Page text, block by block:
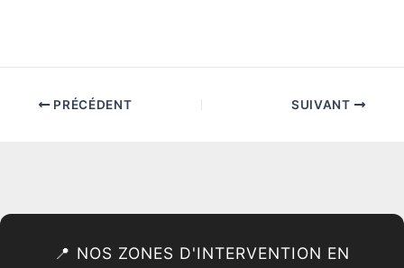
PRÉCÉDENT SUIVANT
📍 NOS ZONES D'INTERVENTION EN